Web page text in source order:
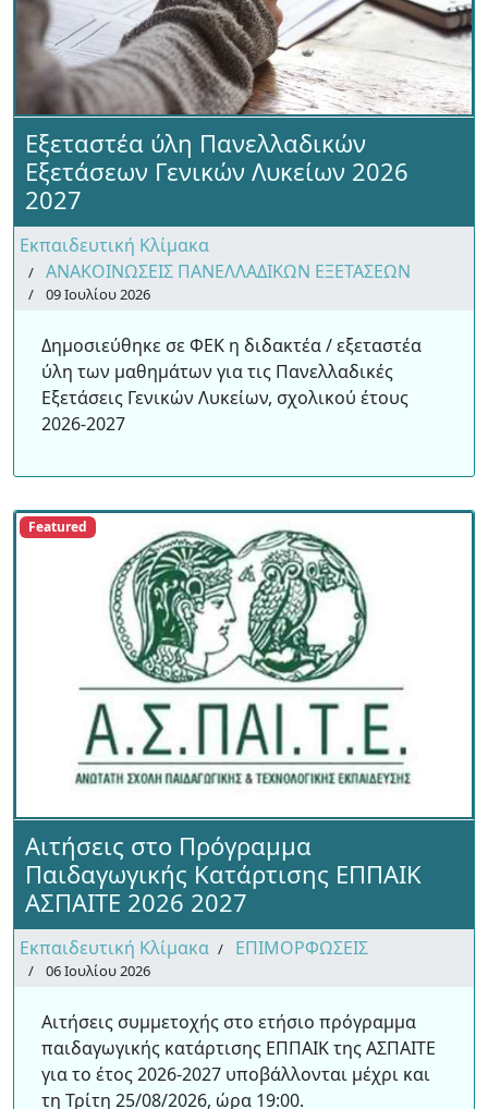
Εξεταστέα ύλη Πανελλαδικών
Εξετάσεων Γενικών Λυκείων 2026
2027
Εκπαιδευτική Κλίμακα
ΑΝΑΚΟΙΝΩΣΕΙΣ ΠΑΝΕΛΛΑΔΙΚΩΝ ΕΞΕΤΑΣΕΩΝ
09 Ιουλίου 2026
Δημοσιεύθηκε σε ΦΕΚ η διδακτέα / εξεταστέα
ύλη των μαθημάτων για τις Πανελλαδικές
Εξετάσεις Γενικών Λυκείων, σχολικού έτους
2026-2027
Featured
Αιτήσεις στο Πρόγραμμα
Παιδαγωγικής Κατάρτισης ΕΠΠΑΙΚ
ΑΣΠΑΙΤΕ 2026 2027
Εκπαιδευτική Κλίμακα ΕΠΙΜΟΡΦΩΣΕΙΣ
06 Ιουλίου 2026
Αιτήσεις συμμετοχής στο ετήσιο πρόγραμμα
παιδαγωγικής κατάρτισης ΕΠΠΑΙΚ της ΑΣΠΑΙΤΕ
για το έτος 2026-2027 υποβάλλονται μέχρι και
τη Τρίτη 25/08/2026, ώρα 19:00.